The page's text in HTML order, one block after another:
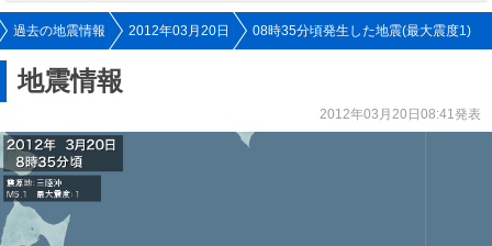
過去の地震情報 2012年03月20日 08時35分頃発生した地震(最大震度1)
地震情報
2012年03月20日08:41発表